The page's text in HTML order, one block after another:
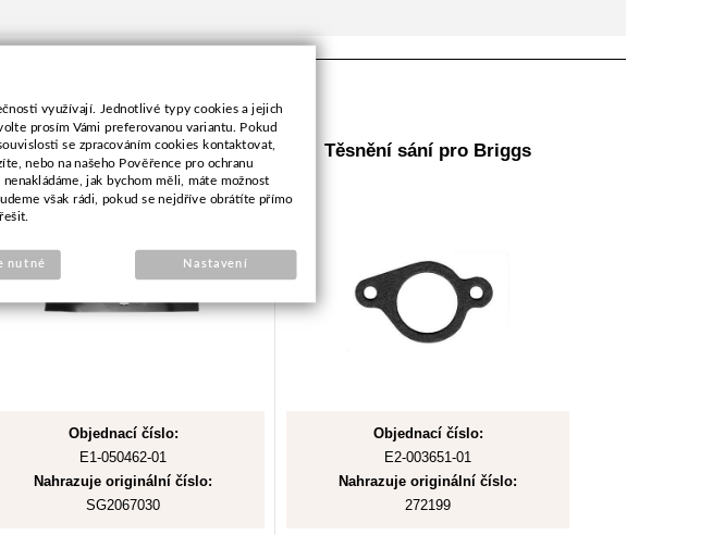
Nůž pro MTD 38,5cm
Objednací číslo:
E1-050462-01
Nahrazuje originální číslo:
SG2067030
Těsnění sání pro Briggs
Objednací číslo:
E2-003651-01
Nahrazuje originální číslo:
272199
využívají. Jednotlivé typy cookies a jejich
prosím Vámi preferovanou variantu. Pokud
se zpracováním cookies kontaktovat,
nebo na našeho Pověřence pro ochranu
jak bychom měli, máte možnost
však rádi, pokud se nejdříve obrátíte přímo
nutné Nastavení